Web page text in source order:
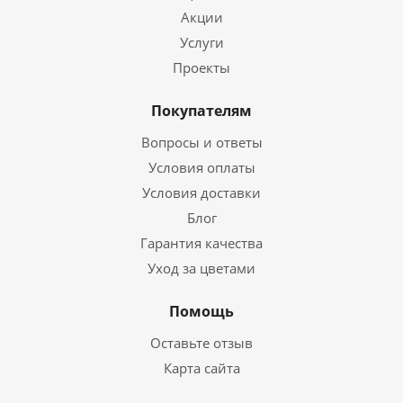
Акции
Услуги
Проекты
Покупателям
Вопросы и ответы
Условия оплаты
Условия доставки
Блог
Гарантия качества
Уход за цветами
Помощь
Оставьте отзыв
Карта сайта